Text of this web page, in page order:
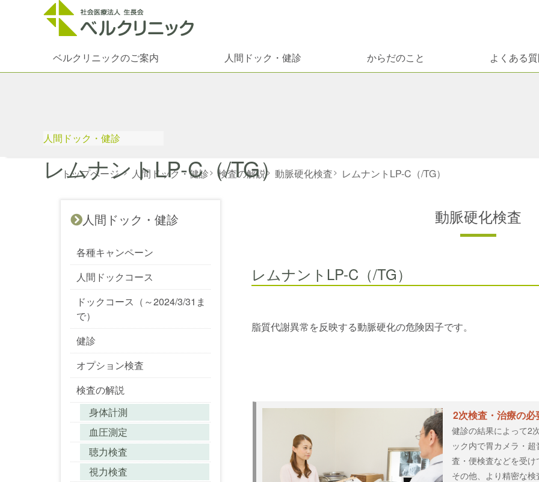
ベルクリニックのご案内 人間ドック・健診 からだのこと よくある
人間ドック・健診
レムナントLP-C（/TG）
トップページ > 人間ドック・健診> 検査の解説> 動脈硬化検査> レムナントLP-C（/TG）
動脈硬化検査
レムナントLP-C（/TG）
脂質代謝異常を反映する動脈硬化の危険因子です。
2次検査・治療の
健診の結果によって2
ック内で胃カメラ・
査・便検査などを受
その他、より精密な
人間ドック・健診
各種キャンペーン
人間ドックコース
ドックコース（～2024/3/31ま
で）
健診
オプション検査
検査の解説
身体計測
血圧測定
聴力検査
視力検査